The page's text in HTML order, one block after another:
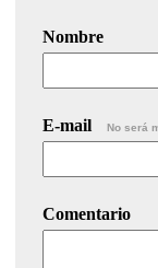
Nombre
E-mail No será
Comentario